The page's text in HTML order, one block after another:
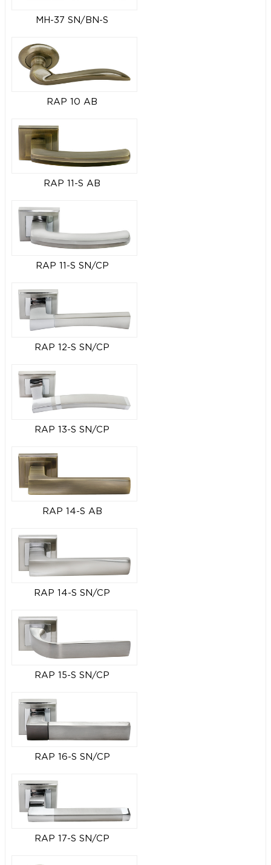
MH-37 SN/BN-S
RAP 10 AB
RAP 11-S AB
RAP 11-S SN/CP
RAP 12-S SN/CP
RAP 13-S SN/CP
RAP 14-S AB
RAP 14-S SN/CP
RAP 15-S SN/CP
RAP 16-S SN/CP
RAP 17-S SN/CP